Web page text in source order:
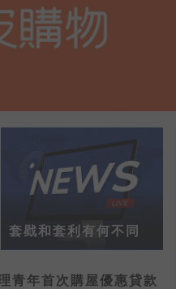
套戥和套利有何不同
青年首次購屋優惠貸款